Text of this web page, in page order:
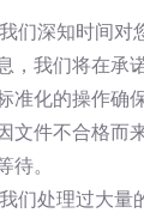
我们深知时间对
，我们将在承
准化的操作确
文件不合格而
。
我们处理过大量